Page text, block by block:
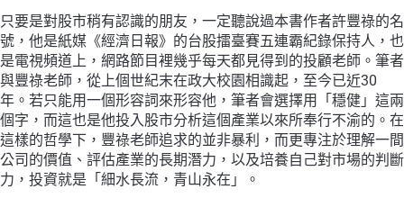
只要是對股市稍有認識的朋友，一定聽說過本書作者許豐祿的名
號，他是紙媒《經濟日報》的台股擂臺賽五連霸紀錄保持人，也
是電視頻道上，網路節目裡幾乎每天都見得到的投顧老師。筆者
與豐祿老師，從上個世紀末在政大校園相識起，至今已近30
年。若只能用一個形容詞來形容他，筆者會選擇用「穩健」這兩
個字，而這也是他投入股市分析這個產業以來所奉行不渝的。在
這樣的哲學下，豐祿老師追求的並非暴利，而更專注於理解一間
公司的價值、評估產業的長期潛力，以及培養自己對市場的判斷
力，投資就是「細水長流，青山永在」。